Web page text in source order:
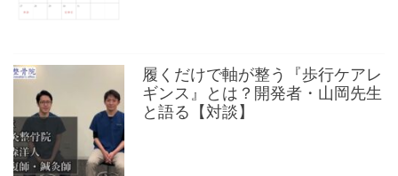
履くだけで軸が整う『歩行ケアレ
ギンス』とは？開発者・山岡先生
と語る【対談】